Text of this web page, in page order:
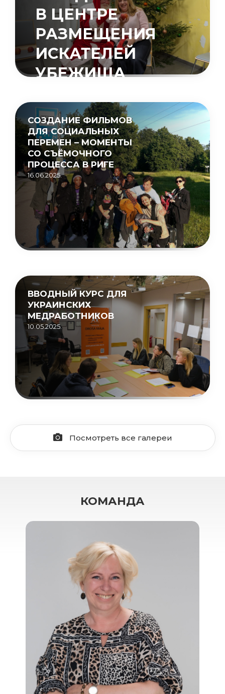
В ЦЕНТРЕ
РАЗМЕЩЕНИЯ
ИСКАТЕЛЕЙ
УБЕЖИЩА
15.05.2026.
СОЗДАНИЕ ФИЛЬМОВ
ДЛЯ СОЦИАЛЬНЫХ
ПЕРЕМЕН – МОМЕНТЫ
СО СЪЁМОЧНОГО
ПРОЦЕССА В РИГЕ
16.06.2025.
ВВОДНЫЙ КУРС ДЛЯ
УКРАИНСКИХ
МЕДРАБОТНИКОВ
10.05.2025.
Посмотреть все галереи
КОМАНДА